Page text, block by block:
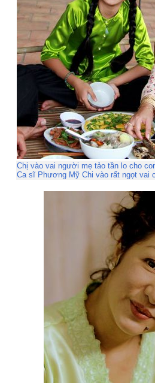
Chị vào vai người mẹ tảo tần lo cho
Ca sĩ Phương Mỹ Chi vào rất ngọt vai